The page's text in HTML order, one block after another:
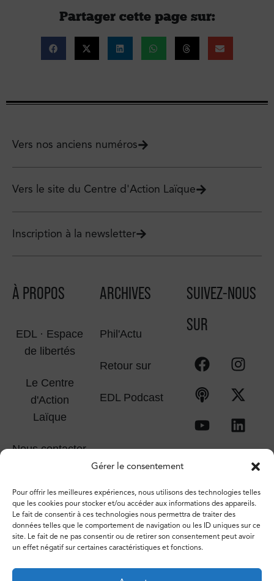
Gérer le consentement
Pour offrir les meilleures expériences, nous utilisons des technologies telles
que les cookies pour stocker et/ou accéder aux informations des appareils.
Le fait de consentir à ces technologies nous permettra de traiter des
données telles que le comportement de navigation ou les ID uniques sur ce
site. Le fait de ne pas consentir ou de retirer son consentement peut avoir
un effet négatif sur certaines caractéristiques et fonctions.
Partager cette page sur :
Vers nos anciens numéros
Vers le site du Centre d'Action Laïque
Inscription à la newsletter
À PROPOS
EDL · Espace
de libertés
Le Centre
d'Action
Laïque
Nous contacter
ARCHIVES
Phil'Actu
Retour sur
EDL Podcast
SUIVEZ-NOUS
SUR